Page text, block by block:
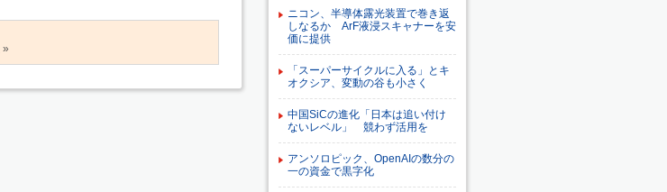
»
ニコン、半導体露光装置で巻き返
しなるか ArF液浸スキャナーを安
価に提供
「スーパーサイクルに入る」とキ
オクシア、変動の谷も小さく
中国SiCの進化「日本は追い付け
ないレベル」 競わず活用を
アンソロピック、OpenAIの数分の
一の資金で黒字化